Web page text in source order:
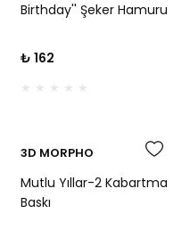
Birthday'' Şeker Hamuru
Doğum Günü Partileri ve
Kutlama Kurabiyeleri İçin
₺ 162
3D MORPHO
Mutlu Yıllar-2 Kabartma
Baskı